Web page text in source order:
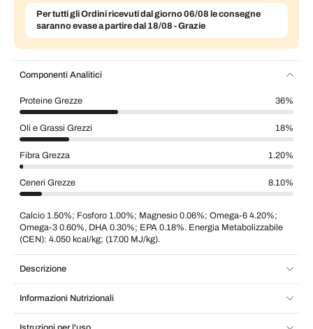
Per tutti gli Ordini ricevuti dal giorno 06/08 le consegne
saranno evase a partire dal 18/08 - Grazie
Componenti Analitici
Proteine Grezze 36%
Oli e Grassi Grezzi 18%
Fibra Grezza 1.20%
Ceneri Grezze 8.10%
Calcio 1.50%; Fosforo 1.00%; Magnesio 0.06%; Omega-6 4.20%;
Omega-3 0.60%, DHA 0.30%; EPA 0.18%. Energia Metabolizzabile
(CEN): 4.050 kcal/kg; (17.00 MJ/kg).
Descrizione
Informazioni Nutrizionali